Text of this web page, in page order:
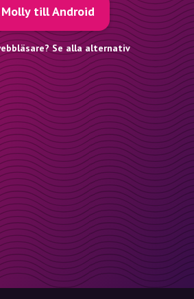
Molly till Android
Se alla alternativ